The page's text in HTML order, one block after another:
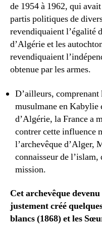
de 1954 à 1962, qui
partis politiques de
revendiquaient l’égalité
d’Algérie et les
revendiquaient
obtenue par les armes.
D’ailleurs,
musulmane en Kabylie
d’Algérie, la France a
contrer cette influence
l’archevêque d’Alger,
connaisseur de
mission.
Cet archevêque
justement créé
blancs (1868) et les